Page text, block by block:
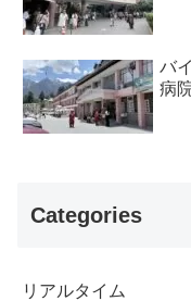
バ
病
Categories
リアルタイム